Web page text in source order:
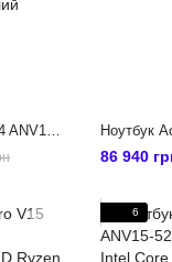
Ноутбук Acer Nitro V14 ANV14-62-R7VD (NH.QW4EX.003), 14.5" WQXGA / AMD Ryzen AI 5 340 / 16 ГБ / SSD 1 ТБ / RTX 5060 / Перлинно-білий
86 940
6